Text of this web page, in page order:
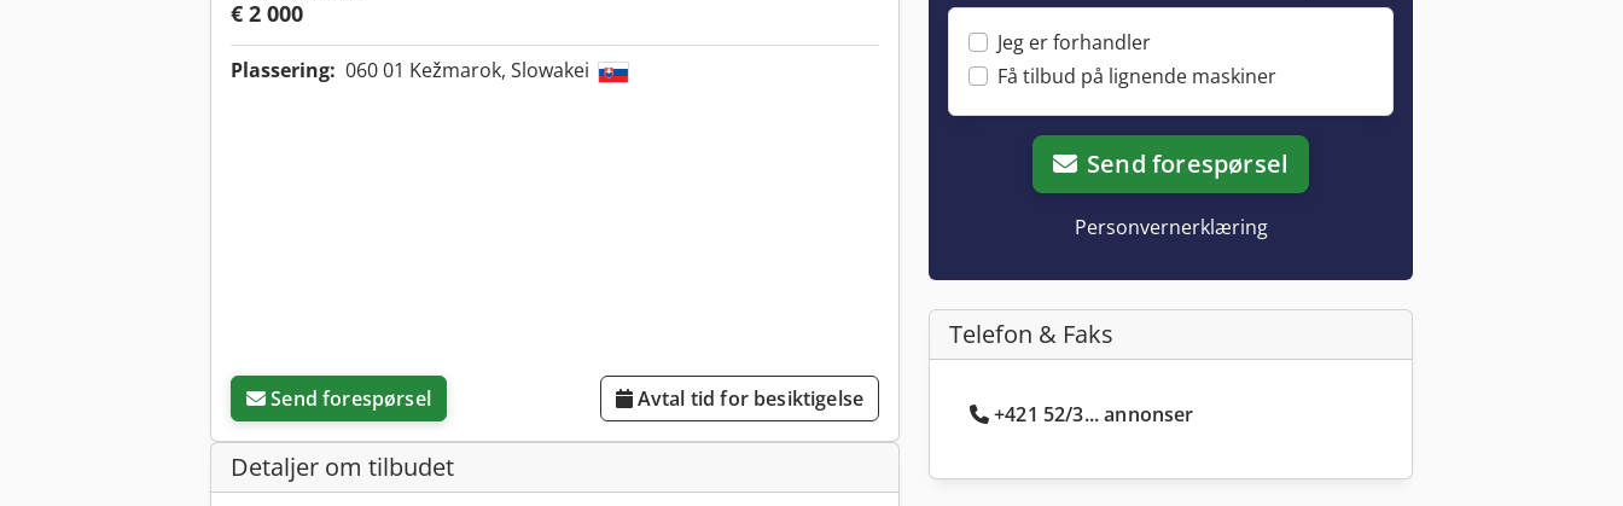
€ 2 000
Plassering: 060 01 Kežmarok, Slowakei
Send forespørsel Avtal tid for besiktigelse
Detaljer om tilbudet
Jeg er forhandler
Få tilbud på lignende maskiner
Send forespørsel
Personvernerklæring
Telefon & Faks
+421 52/3... annonser